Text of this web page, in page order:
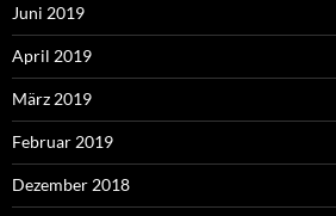
Juni 2019
April 2019
März 2019
Februar 2019
Dezember 2018